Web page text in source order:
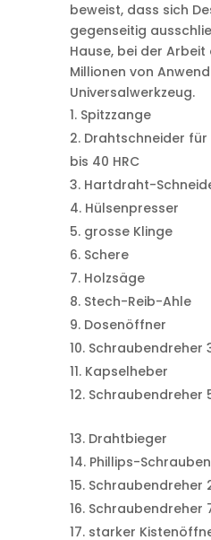
beweist, dass sich
gegenseitig
Hause, bei der
Millionen von
Universalwerkzeug.
Spitzzange
Drahtschneider
bis 40 HRC
Hartdraht-
Hülsenpresser
grosse Klinge
Schere
Holzsäge
Stech-Reib-Ahle
Dosenöffner
Schraubendreher
Kapselheber
Schraubendreher
Drahtbieger
Phillips-
Schraubendreher
Schraubendreher
starker